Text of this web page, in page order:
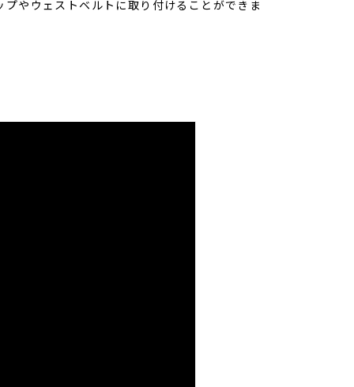
やウェストベルトに取り付けることができま